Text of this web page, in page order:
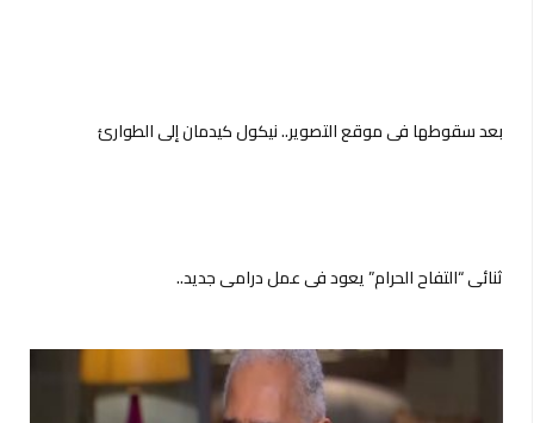
بعد سقوطها في موقع التصوير.. نيكول كيدمان إلى الطوارئ
ثنائي “التفاح الحرام” يعود في عمل درامي جديد..